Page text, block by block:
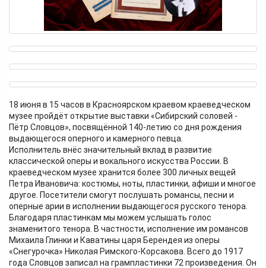
18 июня в 15 часов в Красноярском краевом краеведческом
музее пройдёт открытие выставки «Сибирский соловей -
Пётр Словцов», посвящённой 140-летию со дня рождения
выдающегося оперного и камерного певца.
Исполнитель внёс значительный вклад в развитие
классической оперы и вокального искусства России. В
краеведческом музее хранится более 300 личных вещей
Петра Ивановича: костюмы, ноты, пластинки, афиши и многое
другое. Посетители смогут послушать романсы, песни и
оперные арии в исполнении выдающегося русского тенора.
Благодаря пластинкам мы можем услышать голос
знаменитого тенора. В частности, исполнение им романсов
Михаила Глинки и Каватины царя Берендея из оперы
«Снегурочка» Николая Римского-Корсакова. Всего до 1917
года Словцов записал на грампластинки 72 произведения. Он